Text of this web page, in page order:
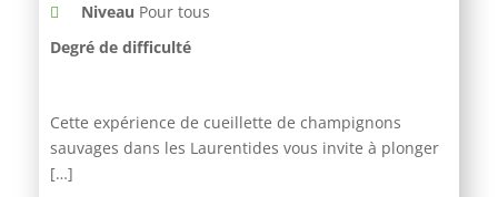
Niveau Pour tous
Degré de difficulté
Cette expérience de cueillette de champignons
sauvages dans les Laurentides vous invite à plonger
[…]